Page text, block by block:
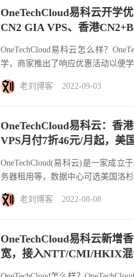
OneTechCloud易科云开学
CN2 GIA VPS、香港
OneTechCloud易科云怎么样？
学，商家推出了响应优惠活动以便学
老刘博客 2022-09-03
OneTechCloud易科云：香
VPS月付7折46元/月起，美
OneTechCloud(易科云)是一家成立
务器租用等，数据中心可选美国洛
老刘博客 2022-08-08
OneTechCloud易科云新增
宽，接入NTT/CMI/HKIX